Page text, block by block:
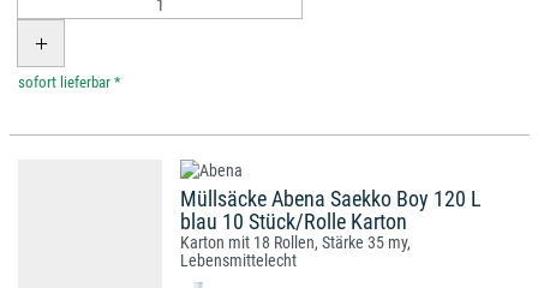
*
Müllsäcke Abena Saekko Boy 120 L
blau 10 Stück/Rolle Karton
Karton mit 18 Rollen, Stärke 35 my,
Lebensmittelecht